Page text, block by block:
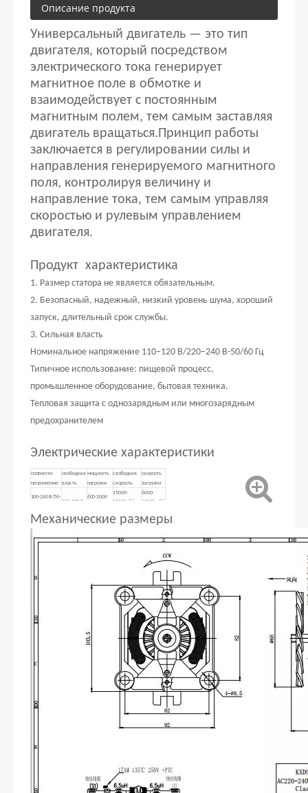
Описание продукта
Универсальный двигатель — это тип
двигателя, который посредством
электрического тока генерирует
магнитное поле в обмотке и
взаимодействует с постоянным
магнитным полем, тем самым заставляя
двигатель вращаться.Принцип работы
заключается в регулировании силы и
направления генерируемого магнитного
поля, контролируя величину и
направление тока, тем самым управляя
скоростью и рулевым управлением
двигателя.
Продукт характеристика
1. Размер статора не является обязательным.
2. Безопасный, надежный, низкий уровень шума, хороший
запуск, длительный срок службы.
3. Сильная власть
Номинальное напряжение 110–120 В/220–240 В-50/60 Гц
Типичное использование: пищевой процесс,
промышленное оборудование, бытовая техника.
Тепловая защита с однозарядным или многозарядным
предохранителем
Электрические характеристики
соотнести
напряжение
свободная
власть
мощность
нагрузки
свободная
скорость
скорость
загрузки
100-240 В/50-
200-550 Вт
600-2000
15000-
35000об/
6000-
12000 об/
Механические размеры